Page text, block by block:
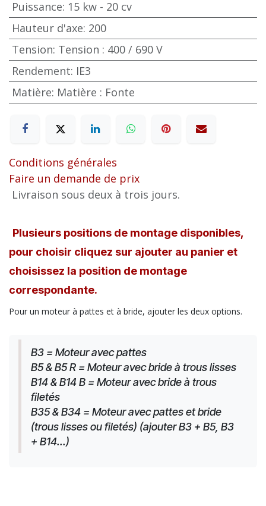
Puissance: 15 kw - 20 cv
Hauteur d'axe: 200
Tension: Tension : 400 / 690 V
Rendement: IE3
Matière: Matière : Fonte
Conditions générales
Faire un demande de prix
Livraison sous deux à trois jours.
Plusieurs positions de montage disponibles,
pour choisir cliquez sur ajouter au panier et
choisissez la position de montage
correspondante.
Pour un moteur à pattes et à bride, ajouter les deux options.
B3 = Moteur avec pattes
B5 & B5 R = Moteur avec bride à trous lisses
B14 & B14 B = Moteur avec bride à trous
filetés
B35 & B34 = Moteur avec pattes et bride
(trous lisses ou filetés) (ajouter B3 + B5, B3
+ B14...)